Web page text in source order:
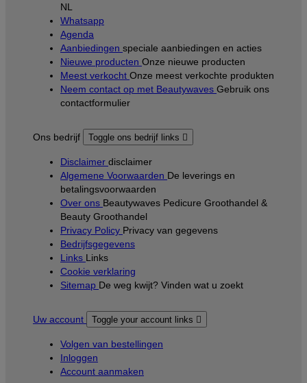
NL
Whatsapp
Agenda
Aanbiedingen speciale aanbiedingen en acties
Nieuwe producten Onze nieuwe producten
Meest verkocht Onze meest verkochte produkten
Neem contact op met Beautywaves Gebruik ons
contactformulier
Ons bedrijf Toggle ons bedrijf links 
Disclaimer disclaimer
Algemene Voorwaarden De leverings en
betalingsvoorwaarden
Over ons Beautywaves Pedicure Groothandel &
Beauty Groothandel
Privacy Policy Privacy van gegevens
Bedrijfsgegevens
Links Links
Cookie verklaring
Sitemap De weg kwijt? Vinden wat u zoekt
Uw account Toggle your account links 
Volgen van bestellingen
Inloggen
Account aanmaken